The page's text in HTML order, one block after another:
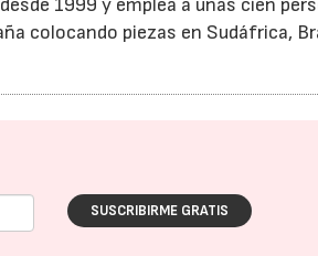
1999 y emplea a unas cien
colocando piezas en Sudáfrica,
SUSCRIBIRME GRATIS